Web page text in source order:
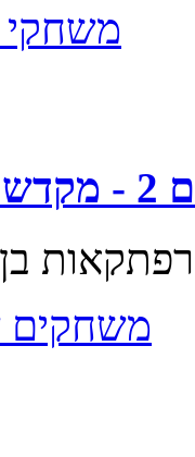
משחקי
משחקים